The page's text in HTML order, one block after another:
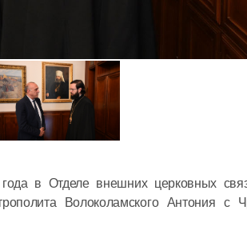
в Отделе внешних церковных
Волоколамского Антония с